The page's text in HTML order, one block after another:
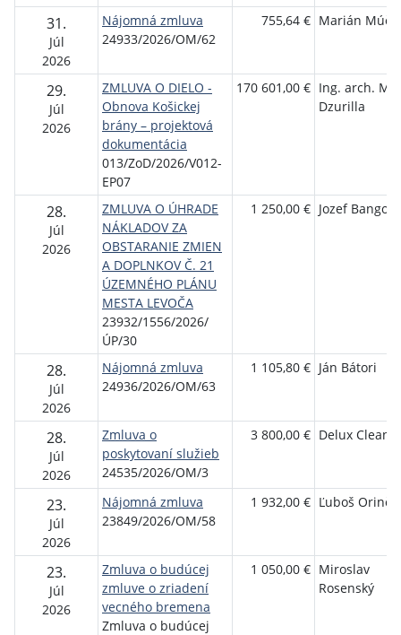
31.
Júl
2026
Nájomná zmluva
24933/2026/OM/62
755,64 € Marián
29.
Júl
2026
ZMLUVA O DIELO -
Obnova Košickej
brány – projektová
dokumentácia
013/ZoD/2026/V012-
EP07
170 601,00 € Ing. arch.
Dzurilla
28.
Júl
2026
ZMLUVA O ÚHRADE
NÁKLADOV ZA
OBSTARANIE ZMIEN
A DOPLNKOV Č. 21
ÚZEMNÉHO PLÁNU
MESTA LEVOČA
23932/1556/2026/
ÚP/30
1 250,00 € Jozef Bango
28.
Júl
2026
Nájomná zmluva
24936/2026/OM/63
1 105,80 € Ján Bátori
28.
Júl
2026
Zmluva o
poskytovaní služieb
24535/2026/OM/3
3 800,00 € Delux Clean
23.
Júl
2026
Nájomná zmluva
23849/2026/OM/58
1 932,00 € Ľuboš
23.
Júl
2026
Zmluva o budúcej
zmluve o zriadení
vecného bremena
Zmluva o budúcej
1 050,00 € Miroslav
Rosenský